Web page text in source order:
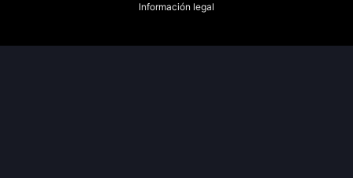
Información legal